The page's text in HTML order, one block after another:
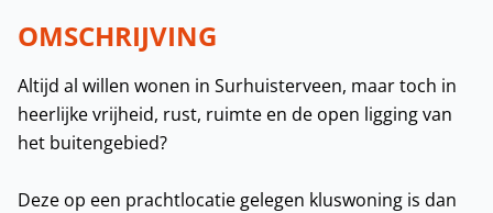
OMSCHRIJVING
Altijd al willen wonen in Surhuisterveen, maar toch in
heerlijke vrijheid, rust, ruimte en de open ligging van
het buitengebied?
Deze op een prachtlocatie gelegen kluswoning is dan